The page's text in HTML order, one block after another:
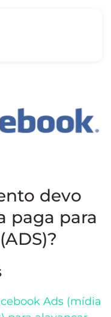
devo
paga para
Ads (mídia